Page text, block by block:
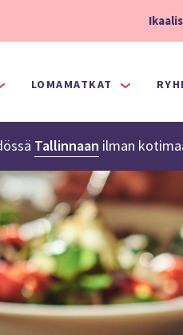
LOMAMATKAT
Tallinnaan ilman